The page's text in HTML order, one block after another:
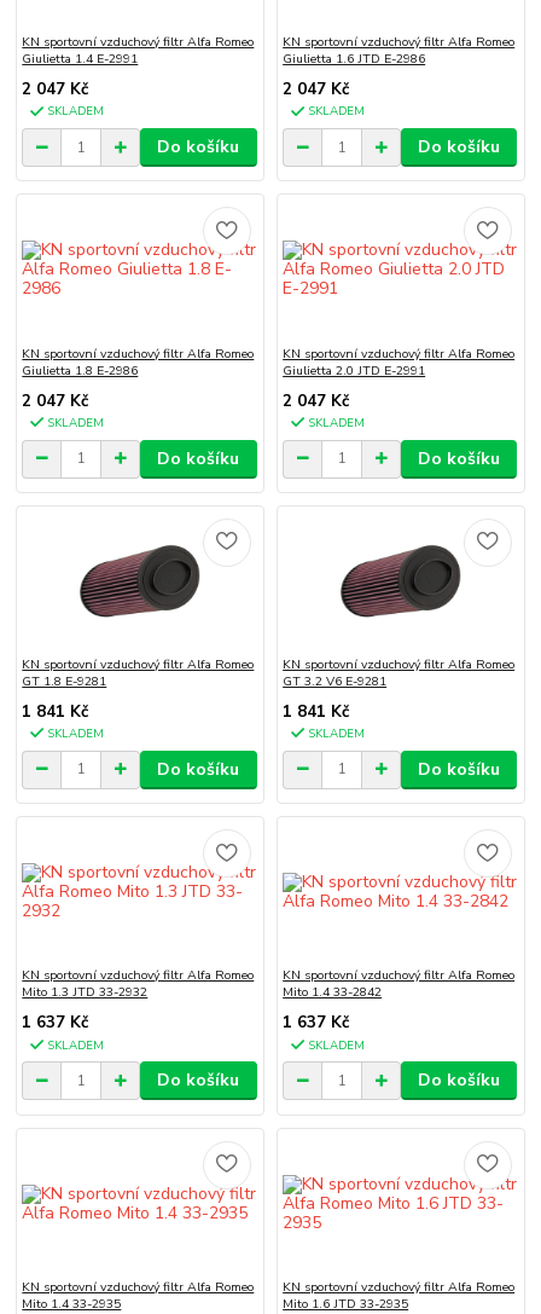
KN sportovní vzduchový filtr Alfa Romeo
Giulietta 1.4 E-2991
2 047 Kč
SKLADEM
Do košíku
KN sportovní vzduchový filtr Alfa Romeo
Giulietta 1.6 JTD E-2986
2 047 Kč
SKLADEM
Do košíku
KN sportovní vzduchový filtr Alfa Romeo
Giulietta 1.8 E-2986
2 047 Kč
SKLADEM
Do košíku
KN sportovní vzduchový filtr Alfa Romeo
Giulietta 2.0 JTD E-2991
2 047 Kč
SKLADEM
Do košíku
KN sportovní vzduchový filtr Alfa Romeo
GT 1.8 E-9281
1 841 Kč
SKLADEM
Do košíku
KN sportovní vzduchový filtr Alfa Romeo
GT 3.2 V6 E-9281
1 841 Kč
SKLADEM
Do košíku
KN sportovní vzduchový filtr Alfa Romeo
Mito 1.3 JTD 33-2932
1 637 Kč
SKLADEM
Do košíku
KN sportovní vzduchový filtr Alfa Romeo
Mito 1.4 33-2842
1 637 Kč
SKLADEM
Do košíku
KN sportovní vzduchový filtr Alfa Romeo
Mito 1.4 33-2935
KN sportovní vzduchový filtr Alfa Romeo
Mito 1.6 JTD 33-2935